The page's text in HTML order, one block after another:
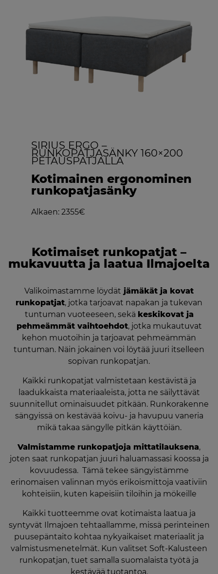
SIRIUS ERGO –
RUNKOPATJASÄNKY 160×200
PETAUSPATJALLA
Kotimainen ergonominen
runkopatjasänky
Alkaen: 2355€
Kotimaiset runkopatjat –
mukavuutta ja laatua Ilmajoelta
Valikoimastamme löydät jämäkät ja kovat
runkopatjat, jotka tarjoavat napakan ja tukevan
tuntuman vuoteeseen, sekä keskikovat ja
pehmeämmät vaihtoehdot, jotka mukautuvat
kehon muotoihin ja tarjoavat pehmeämmän
tuntuman. Näin jokainen voi löytää juuri itselleen
sopivan runkopatjan.
Kaikki runkopatjat valmistetaan kestävistä ja
laadukkaista materiaaleista, jotta ne säilyttävät
suunnitellut ominaisuudet pitkään. Runkorakenne
sängyissä on kestävää koivu- ja havupuu vaneria
mikä takaa sängylle pitkän käyttöiän.
Valmistamme runkopatjoja mittatilauksena,
joten saat runkopatjan juuri haluamassasi koossa ja
kovuudessa. Tämä tekee sängyistämme
erinomaisen valinnan myös erikoismittoja vaativiin
kohteisiin, kuten kapeisiin tiloihin ja mökeille
Kaikki tuotteemme ovat kotimaista laatua ja
syntyvät Ilmajoen tehtaallamme, missä perinteinen
puusepäntaito kohtaa nykyaikaiset materiaalit ja
valmistusmenetelmät. Kun valitset Soft-Kalusteen
runkopatjan, tuet samalla suomalaista työtä ja
kestävää tuotantoa.